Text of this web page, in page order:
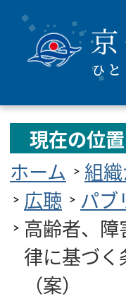
現在の位置
ホーム
組
広聴
パブ
高齢者、
律に基づ
（案）